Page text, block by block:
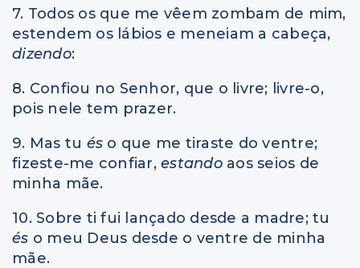
7. Todos os que me vêem zombam de mim,
estendem os lábios e meneiam a cabeça,
dizendo:
8. Confiou no Senhor, que o livre; livre-o,
pois nele tem prazer.
9. Mas tu és o que me tiraste do ventre;
fizeste-me confiar, estando aos seios de
minha mãe.
10. Sobre ti fui lançado desde a madre; tu
és o meu Deus desde o ventre de minha
mãe.